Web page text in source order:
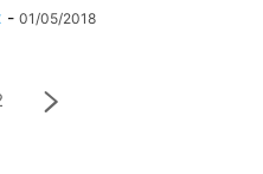
- 01/05/2018